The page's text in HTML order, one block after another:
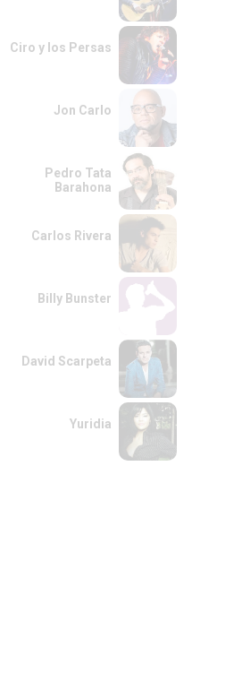
Ciro y los Persas
Jon Carlo
Pedro Tata
Barahona
Carlos Rivera
Billy Bunster
David Scarpeta
Yuridia